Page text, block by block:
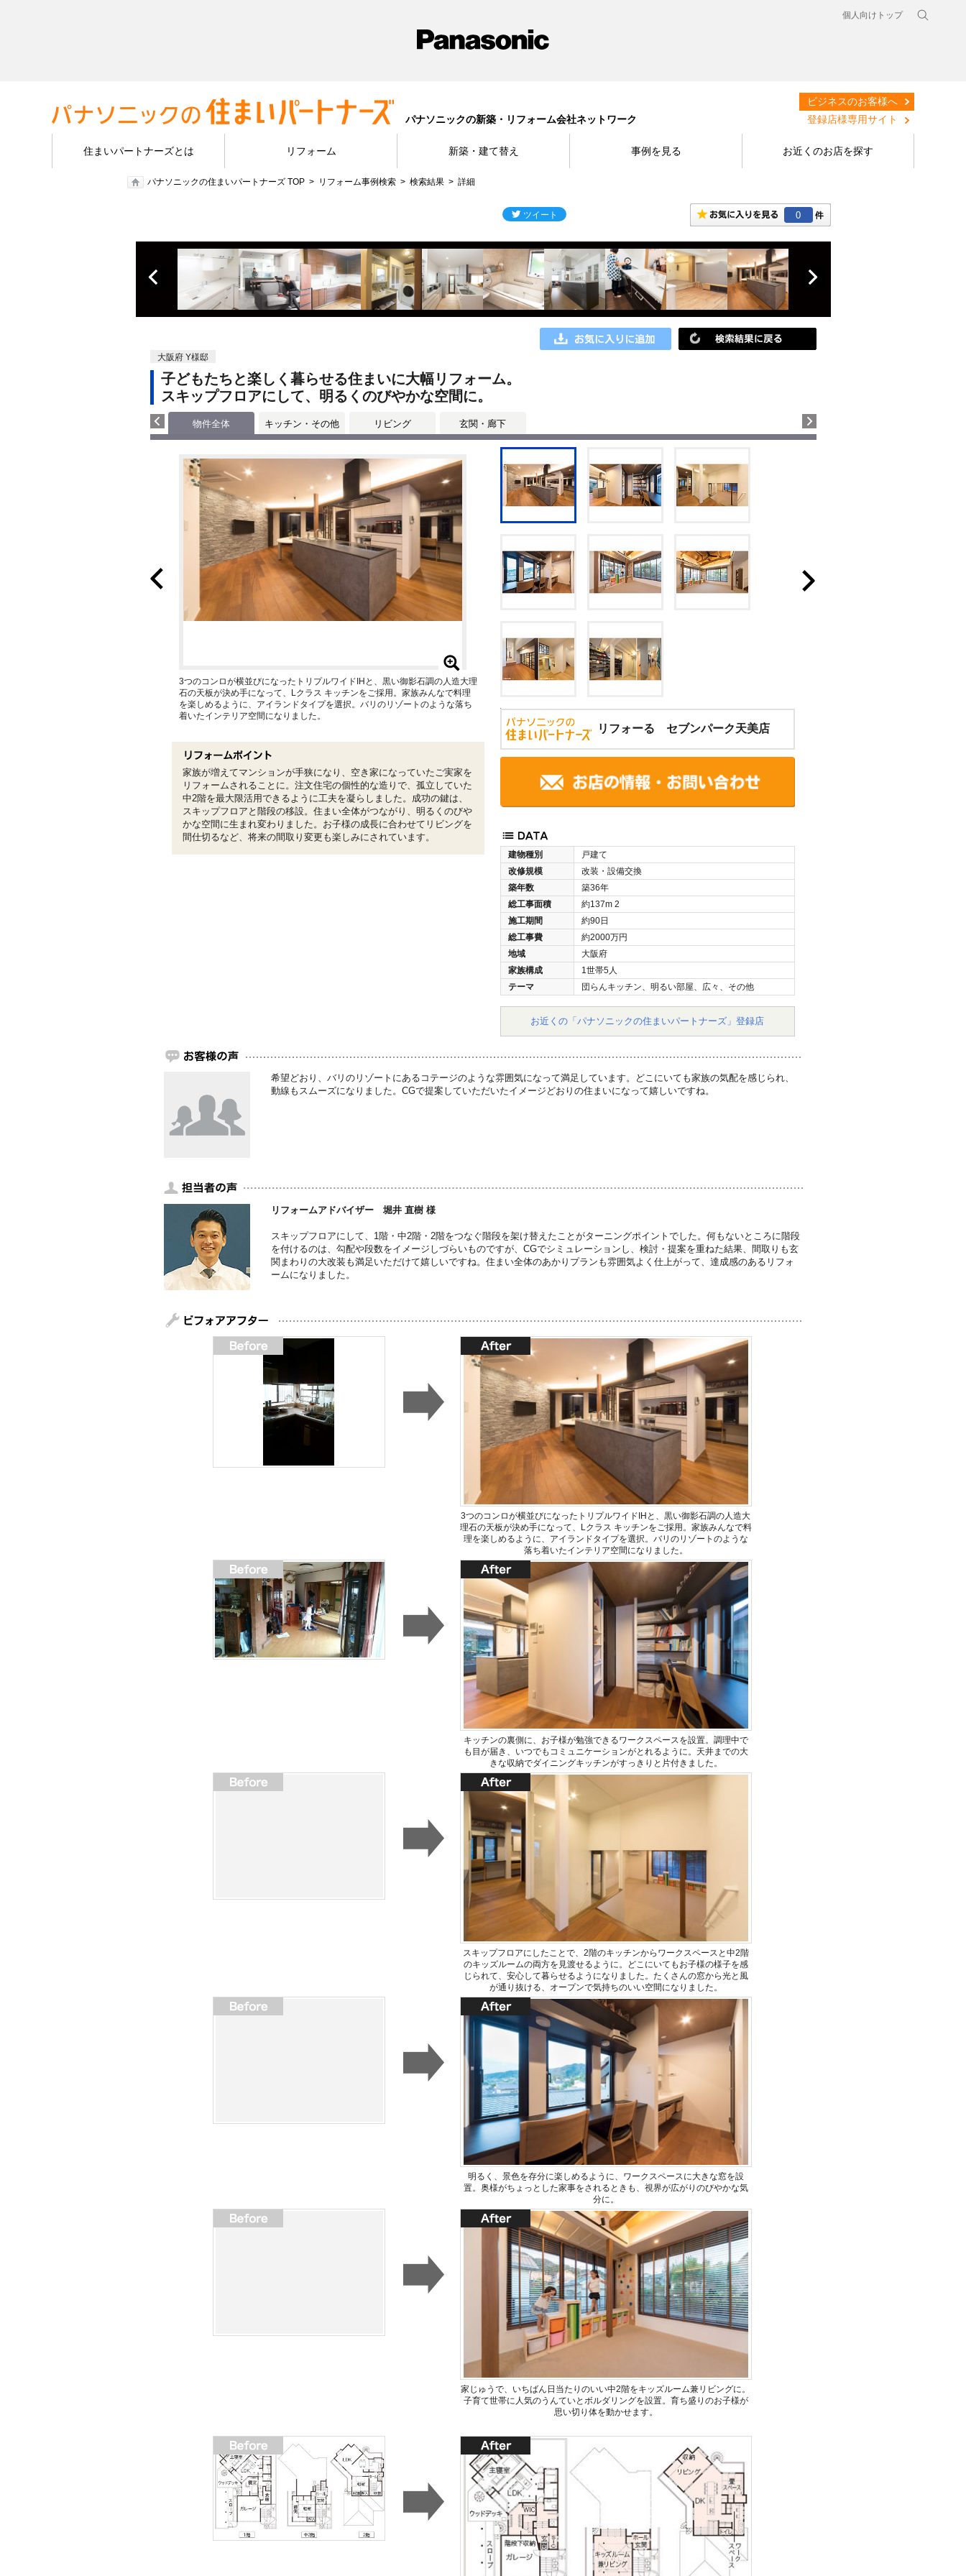
個人向けトップ
パナソニックの新築・リフォーム会社ネットワーク
ビジネスのお客様へ
登録店様専用サイト
住まいパートナーズとは リフォーム 新築・建て替え 事例を見る お近くのお店を探す
パナソニックの住まいパートナーズ TOP リフォーム事例検索 検索結果 詳細
0
大阪府 Y様邸
子どもたちと楽しく暮らせる住まいに大幅リフォーム。
スキップフロアにして、明るくのびやかな空間に。
物件全体 キッチン・その他 リビング 玄関・廊下
リフォーる セブンパーク天美店
建物種別
戸建て
改修規模
改装・設備交換
築年数
築36年
総工事面積
約137m 2
施工期間
約90日
総工事費
約2000万円
地域
大阪府
家族構成
1世帯5人
テーマ
団らんキッチン、明るい部屋、広々、その他
お近くの「パナソニックの住まいパートナーズ」登録店
3つのコンロが横並びになったトリプルワイドIHと、黒い御影石調の人造大理
石の天板が決め手になって、Lクラス キッチンをご採用。家族みんなで料理
を楽しめるように、アイランドタイプを選択。バリのリゾートのような落ち
着いたインテリア空間になりました。
家族が増えてマンションが手狭になり、空き家になっていたご実家を
リフォームされることに。注文住宅の個性的な造りで、孤立していた
中2階を最大限活用できるように工夫を凝らしました。成功の鍵は、
スキップフロアと階段の移設。住まい全体がつながり、明るくのびや
かな空間に生まれ変わりました。お子様の成長に合わせてリビングを
間仕切るなど、将来の間取り変更も楽しみにされています。
希望どおり、バリのリゾートにあるコテージのような雰囲気になって満足しています。どこにいても家族の気配を感じられ、
動線もスムーズになりました。CGで提案していただいたイメージどおりの住まいになって嬉しいですね。
リフォームアドバイザー 堀井 直樹 様
スキップフロアにして、1階・中2階・2階をつなぐ階段を架け替えたことがターニングポイントでした。何もないところに階段
を付けるのは、勾配や段数をイメージしづらいものですが、CGでシミュレーションし、検討・提案を重ねた結果、間取りも玄
関まわりの大改装も満足いただけて嬉しいですね。住まい全体のあかりプランも雰囲気よく仕上がって、達成感のあるリフォ
ームになりました。
3つのコンロが横並びになったトリプルワイドIHと、黒い御影石調の人造大
理石の天板が決め手になって、Lクラス キッチンをご採用。家族みんなで料
理を楽しめるように、アイランドタイプを選択。バリのリゾートのような
落ち着いたインテリア空間になりました。
キッチンの裏側に、お子様が勉強できるワークスペースを設置。調理中で
も目が届き、いつでもコミュニケーションがとれるように。天井までの大
きな収納でダイニングキッチンがすっきりと片付きました。
スキップフロアにしたことで、2階のキッチンからワークスペースと中2階
のキッズルームの両方を見渡せるように。どこにいてもお子様の様子を感
じられて、安心して暮らせるようになりました。たくさんの窓から光と風
が通り抜ける、オープンで気持ちのいい空間になりました。
明るく、景色を存分に楽しめるように、ワークスペースに大きな窓を設
置。奥様がちょっとした家事をされるときも、視界が広がりのびやかな気
分に。
家じゅうで、いちばん日当たりのいい中2階をキッズルーム兼リビングに。
子育て世帯に人気のうんていとボルダリングを設置。育ち盛りのお子様が
思い切り体を動かせます。